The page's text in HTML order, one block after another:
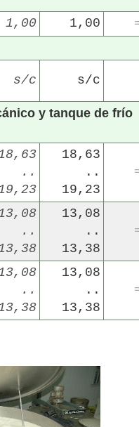
1,00 1,00
s/c s/c
y tanque de frío
..
18,63
..
19,23
..
13,08
..
13,38
..
13,08
..
13,38